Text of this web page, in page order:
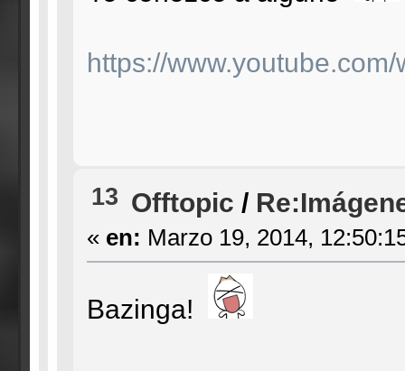
https://
13 Offtopic /
« en: Marzo 19, 2014,
Bazinga!